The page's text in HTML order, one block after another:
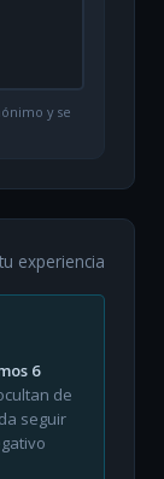
y se
experiencia
6
de
seguir